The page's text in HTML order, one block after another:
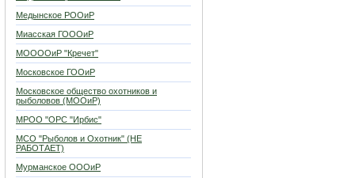
Медынское РООиР
Миасская ГОООиР
МООООиР "Кречет"
Московское ГООиР
Московское общество охотников и
рыболовов (МООиР)
МРОО "ОРС "Ирбис"
МСО "Рыболов и Охотник" (НЕ
РАБОТАЕТ)
Мурманское ОООиР